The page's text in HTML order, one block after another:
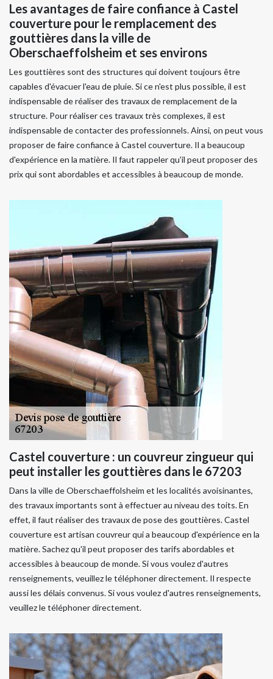
Les avantages de faire confiance à Castel
couverture pour le remplacement des
gouttières dans la ville de
Oberschaeffolsheim et ses environs
Les gouttières sont des structures qui doivent toujours être
capables d'évacuer l'eau de pluie. Si ce n'est plus possible, il est
indispensable de réaliser des travaux de remplacement de la
structure. Pour réaliser ces travaux très complexes, il est
indispensable de contacter des professionnels. Ainsi, on peut vous
proposer de faire confiance à Castel couverture. Il a beaucoup
d'expérience en la matière. Il faut rappeler qu'il peut proposer des
prix qui sont abordables et accessibles à beaucoup de monde.
Castel couverture : un couvreur zingueur qui
peut installer les gouttières dans le 67203
Dans la ville de Oberschaeffolsheim et les localités avoisinantes,
des travaux importants sont à effectuer au niveau des toits. En
effet, il faut réaliser des travaux de pose des gouttières. Castel
couverture est artisan couvreur qui a beaucoup d'expérience en la
matière. Sachez qu'il peut proposer des tarifs abordables et
accessibles à beaucoup de monde. Si vous voulez d'autres
renseignements, veuillez le téléphoner directement. Il respecte
aussi les délais convenus. Si vous voulez d'autres renseignements,
veuillez le téléphoner directement.